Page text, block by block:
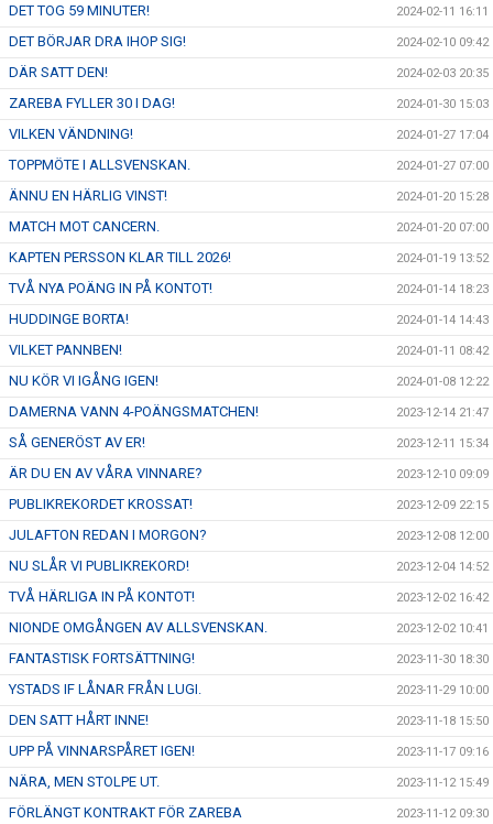
DET TOG 59 MINUTER! 2024-02-11 16:11
DET BÖRJAR DRA IHOP SIG! 2024-02-10 09:42
DÄR SATT DEN! 2024-02-03 20:35
ZAREBA FYLLER 30 I DAG! 2024-01-30 15:03
VILKEN VÄNDNING! 2024-01-27 17:04
TOPPMÖTE I ALLSVENSKAN. 2024-01-27 07:00
ÄNNU EN HÄRLIG VINST! 2024-01-20 15:28
MATCH MOT CANCERN. 2024-01-20 07:00
KAPTEN PERSSON KLAR TILL 2026! 2024-01-19 13:52
TVÅ NYA POÄNG IN PÅ KONTOT! 2024-01-14 18:23
HUDDINGE BORTA! 2024-01-14 14:43
VILKET PANNBEN! 2024-01-11 08:42
NU KÖR VI IGÅNG IGEN! 2024-01-08 12:22
DAMERNA VANN 4-POÄNGSMATCHEN! 2023-12-14 21:47
SÅ GENERÖST AV ER! 2023-12-11 15:34
ÄR DU EN AV VÅRA VINNARE? 2023-12-10 09:09
PUBLIKREKORDET KROSSAT! 2023-12-09 22:15
JULAFTON REDAN I MORGON? 2023-12-08 12:00
NU SLÅR VI PUBLIKREKORD! 2023-12-04 14:52
TVÅ HÄRLIGA IN PÅ KONTOT! 2023-12-02 16:42
NIONDE OMGÅNGEN AV ALLSVENSKAN. 2023-12-02 10:41
FANTASTISK FORTSÄTTNING! 2023-11-30 18:30
YSTADS IF LÅNAR FRÅN LUGI. 2023-11-29 10:00
DEN SATT HÅRT INNE! 2023-11-18 15:50
UPP PÅ VINNARSPÅRET IGEN! 2023-11-17 09:16
NÄRA, MEN STOLPE UT. 2023-11-12 15:49
FÖRLÄNGT KONTRAKT FÖR ZAREBA 2023-11-12 09:30